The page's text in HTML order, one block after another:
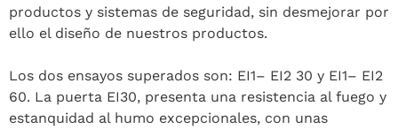
productos y sistemas de seguridad, sin desmejorar por
ello el diseño de nuestros productos.
Los dos ensayos superados son: EI1– EI2 30 y EI1– EI2
60. La puerta EI30, presenta una resistencia al fuego y
estanquidad al humo excepcionales, con unas